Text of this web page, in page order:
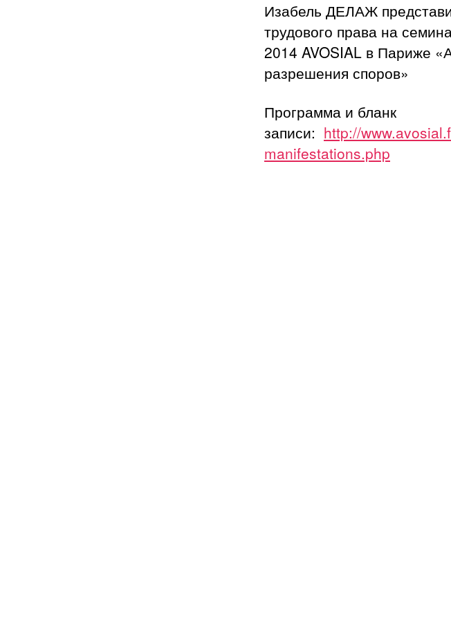
Изабель ДЕЛАЖ
трудового права на
2014 AVOSIAL в Париже
разрешения споров»
Программа и бланк
записи: http://
manifestations.php